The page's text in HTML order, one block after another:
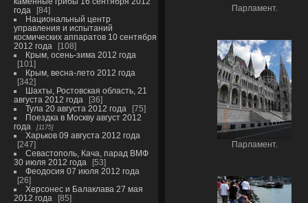
года
84
Национальный центр
управления и испытаний
космических аппаратов 10 сентября
2012 года
108
Крым, осень-зима 2012 года
101
Крым, весна-лето 2012 года
342
Шахты, Ростовская область, 21
августа 2012 года
36
Тула 20 августа 2012 года
75
Поездка в Москву август 2012
года
1175
Харьков 09 августа 2012 года
247
Севастополь, Кача, парад ВМФ
30 июля 2012 года
53
Феодосия 07 июля 2012 года
26
Херсонес и Балаклава 27 мая
2012 года
85
Парламент.
Парламент.